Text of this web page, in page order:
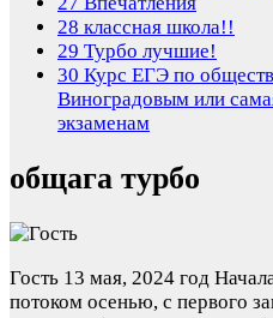
28 классная школа!!
29 Турбо лучшие!
30 Курс ЕГЭ по
Виноградовым или
экзаменам
общага турбо
Гость 13 мая, 2024 год
потоком осенью, с первого